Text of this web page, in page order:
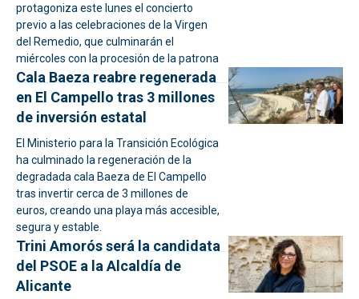
protagoniza este lunes el concierto
previo a las celebraciones de la Virgen
del Remedio, que culminarán el
miércoles con la procesión de la patrona
Cala Baeza reabre regenerada
en El Campello tras 3 millones
de inversión estatal
El Ministerio para la Transición Ecológica
ha culminado la regeneración de la
degradada cala Baeza de El Campello
tras invertir cerca de 3 millones de
euros, creando una playa más accesible,
segura y estable.
Trini Amorós será la candidata
del PSOE a la Alcaldía de
Alicante